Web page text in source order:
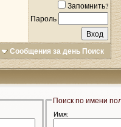
Запомнить?
Пароль
Сообщения за день Поиск
Поиск по имени
Имя: